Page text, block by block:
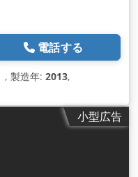
電話する
, 製造年: 2013,
小型広告